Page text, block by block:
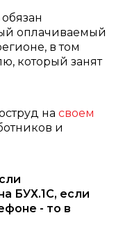
оплачиваемый
в том
который занят
на своем
и
БУХ.1С, если
- то в